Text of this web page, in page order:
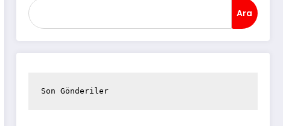
Ara
Son Gönderiler